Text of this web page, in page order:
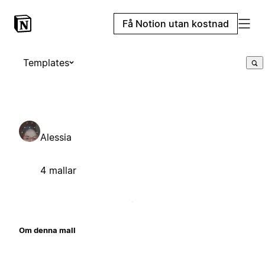
Få Notion utan kostnad
Templates
Alessia
4 mallar
Om denna mall